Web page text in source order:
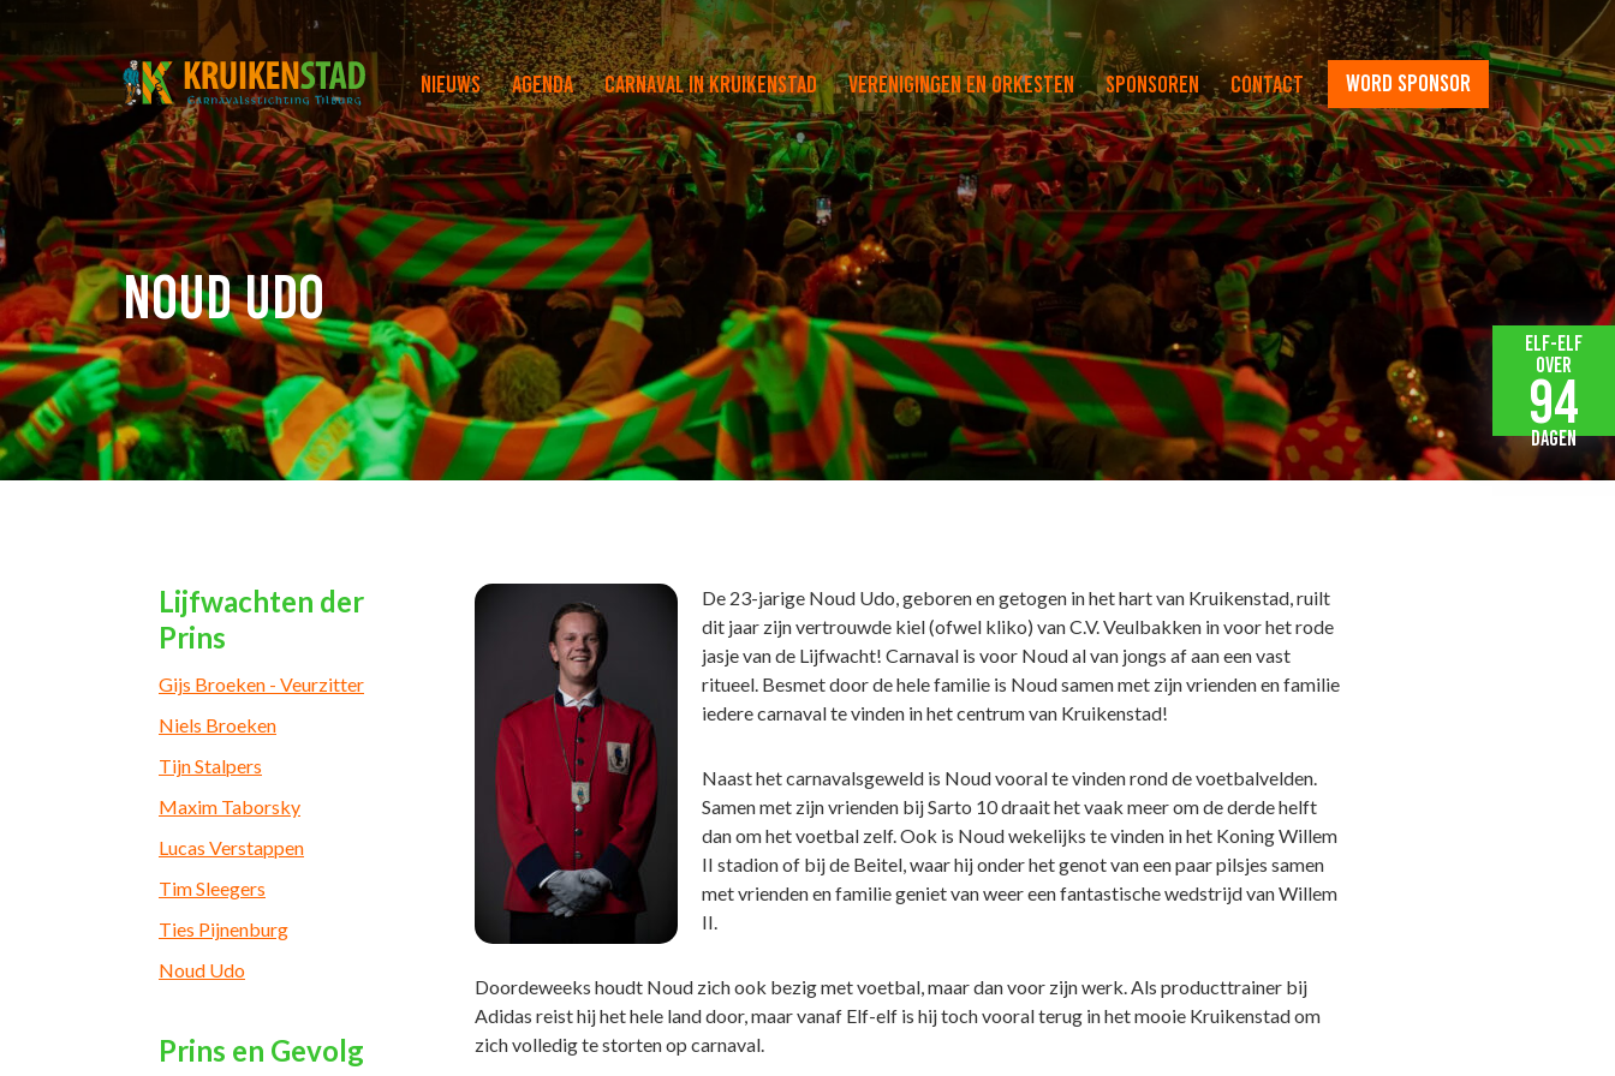
Nieuws Agenda Carnaval in Kruikenstad Verenigingen en orkesten Sponsoren Contact word sponsor
Noud Udo
Lijfwachten der
Prins
Gijs Broeken - Veurzitter
Niels Broeken
Tijn Stalpers
Maxim Taborsky
Lucas Verstappen
Tim Sleegers
Ties Pijnenburg
Noud Udo
Prins en Gevolg
De 23-jarige Noud Udo, geboren en getogen in het hart van Kruikenstad, ruilt
dit jaar zijn vertrouwde kiel (ofwel kliko) van C.V. Veulbakken in voor het rode
jasje van de Lijfwacht! Carnaval is voor Noud al van jongs af aan een vast
ritueel. Besmet door de hele familie is Noud samen met zijn vrienden en familie
iedere carnaval te vinden in het centrum van Kruikenstad!
Naast het carnavalsgeweld is Noud vooral te vinden rond de voetbalvelden.
Samen met zijn vrienden bij Sarto 10 draait het vaak meer om de derde helft
dan om het voetbal zelf. Ook is Noud wekelijks te vinden in het Koning Willem
II stadion of bij de Beitel, waar hij onder het genot van een paar pilsjes samen
met vrienden en familie geniet van weer een fantastische wedstrijd van Willem
II.
Doordeweeks houdt Noud zich ook bezig met voetbal, maar dan voor zijn werk. Als producttrainer bij
Adidas reist hij het hele land door, maar vanaf Elf-elf is hij toch vooral terug in het mooie Kruikenstad om
zich volledig te storten op carnaval.
Elf-elf
over
94
dagen